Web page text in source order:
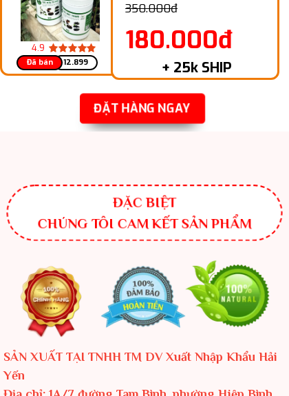
ĐẶT HÀNG NGAY
12.899
Đã bán
4.9
350.000đ
180.000đ
+ 25k SHIP
ĐẶC BIỆT
CHÚNG TÔI CAM KẾT SẢN PHẨM
SẢN XUẤT TẠI TNHH TM DV Xuất Nhập Khẩu Hải
Yến